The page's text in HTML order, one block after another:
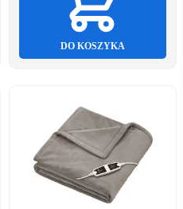
DO KOSZYKA